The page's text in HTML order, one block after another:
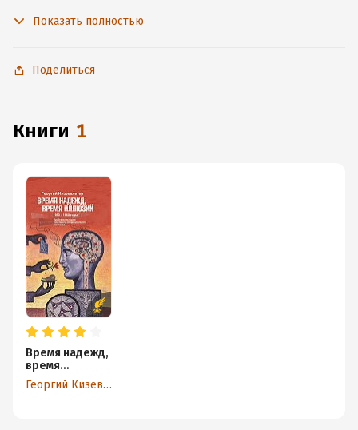
без подключения к интернету.
Показать полностью
Поделиться
книги 1
Время надежд,
время
иллюзий.
Проблемы
Георгий Кизевальтер